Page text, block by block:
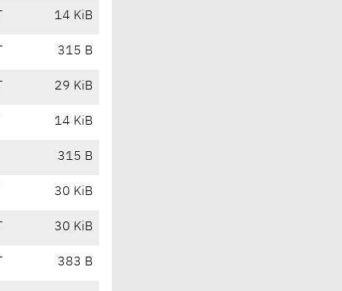
14 KiB
315 B
29 KiB
14 KiB
315 B
30 KiB
30 KiB
383 B